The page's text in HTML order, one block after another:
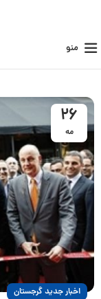
منو
26
مه
اخبار جدید گرجستان